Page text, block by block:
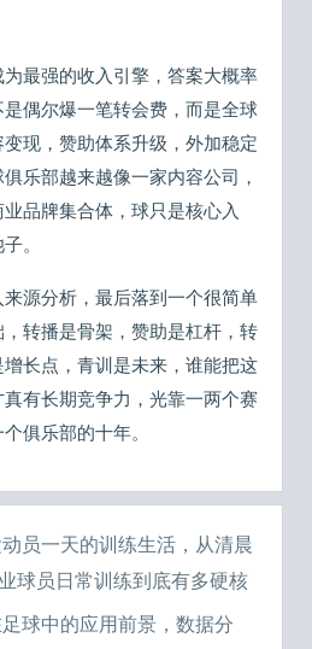
最强的收入引擎，答案大概率
偶尔爆一笔转会费，而是全球
现，赞助体系升级，外加稳定
乐部越来越像一家内容公司，
品牌集合体，球只是核心入
。
源分析，最后落到一个很简单
转播是骨架，赞助是杠杆，转
长点，青训是未来，谁能把这
有长期竞争力，光靠一两个赛
俱乐部的十年。
员一天的训练生活，从清晨
球员日常训练到底有多硬核
足球中的应用前景，数据分